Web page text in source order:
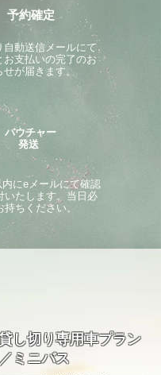
予約確定
自動送信メールにて
お支払いの完了のお
せが届きます。
バウチャー
発送
にeメールにて確認
いたします。当日必
持ちください。
し切り専用車プラン
／ミニバス